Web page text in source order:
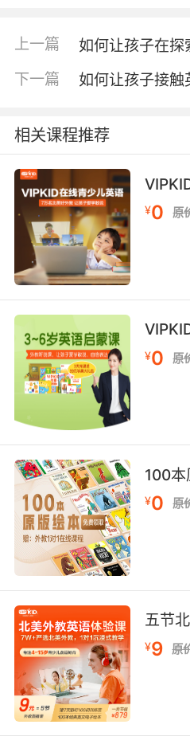
的”。值得信赖的课程通
教学法。一堂优秀的写
入”开始。老师不会直接
一幅有趣的图画、播放
识储备，并自然输入与
接着是“构思与搭建”阶
一样，帮助孩子搭建文章
级的孩子，这可能是一个
三部分框架图；对于高年
细的思维导图或文字提
考：你最想表达的核心
面来展开说明？这一步
能力，远比单纯背诵范
是“起草与创作”。孩子们
课堂会提供相对安静的
遇到困难的孩子提供个别
与修改”环节至关重要，
指出具体问题；也可能
赏他人的优点并提出建
章是改出来的，修改的
炼语言、优化表达。第二
同的学习侧重点不同年龄
语言基础不同，线下学
有所区别。对于小学低
子，核心目标是“敢于下
充满趣味性，例如通过“
制作主题英文小书等方
结合起来。老师纠正的重
美，而在于鼓励他们运用
胆地把自己的想法写出来
发写作兴趣远比纠正每一
年级（如5-6年级）是构
线下课程应着重训练基
（谁、何时、何地、何
上一篇 如何让孩子在探
下一篇 如何让孩子接触
相关课程推荐
¥0 原
¥0 原
100本
¥0 原
五节
¥9 原